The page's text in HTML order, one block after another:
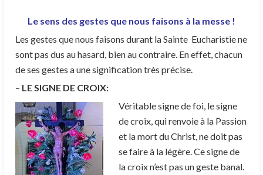
Le sens des gestes que nous faisons à la messe !
Les gestes que nous faisons durant la Sainte Eucharistie ne
sont pas dus au hasard, bien au contraire. En effet, chacun
de ses gestes a une signification très précise.
– LE SIGNE DE CROIX:
Véritable signe de foi, le signe
de croix, qui renvoie à la Passion
et la mort du Christ, ne doit pas
se faire à la légère. Ce signe de
la croix n’est pas un geste banal.